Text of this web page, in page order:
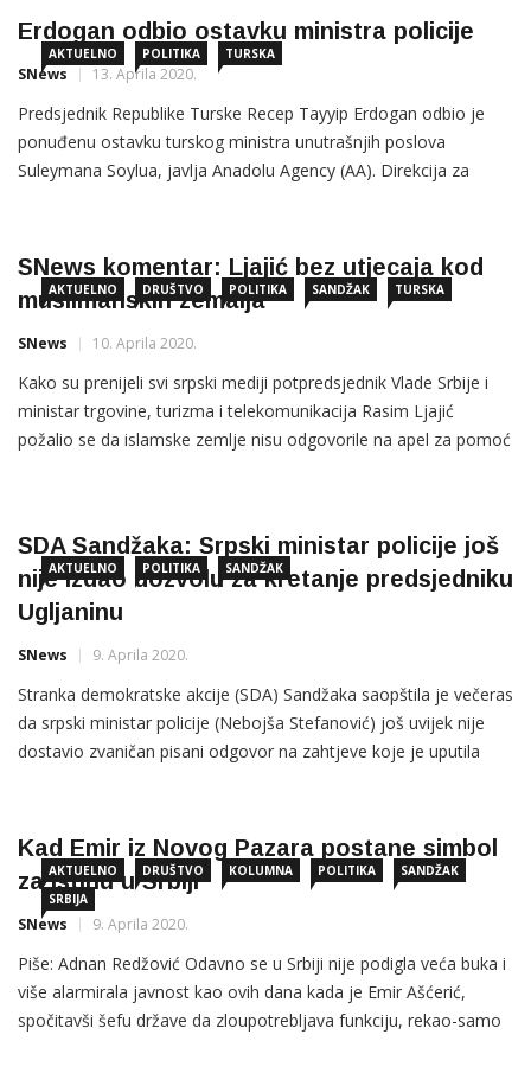
AKTUELNO POLITIKA TURSKA
Erdogan odbio ostavku ministra policije
SNews 13. Aprila 2020.
Predsjednik Republike Turske Recep Tayyip Erdogan odbio je
ponuđenu ostavku turskog ministra unutrašnjih poslova
Suleymana Soylua, javlja Anadolu Agency (AA). Direkcija za
AKTUELNO DRUŠTVO POLITIKA SANDŽAK TURSKA
SNews komentar: Ljajić bez utjecaja kod
muslimanskih zemalja
SNews 10. Aprila 2020.
Kako su prenijeli svi srpski mediji potpredsjednik Vlade Srbije i
ministar trgovine, turizma i telekomunikacija Rasim Ljajić
požalio se da islamske zemlje nisu odgovorile na apel za pomoć
AKTUELNO POLITIKA SANDŽAK
SDA Sandžaka: Srpski ministar policije još
nije izdao dozvolu za kretanje predsjedniku
Ugljaninu
SNews 9. Aprila 2020.
Stranka demokratske akcije (SDA) Sandžaka saopštila je večeras
da srpski ministar policije (Nebojša Stefanović) još uvijek nije
dostavio zvaničan pisani odgovor na zahtjeve koje je uputila
SDA Sandžake je pisanim putem 23. i 27. marta, kao i 2. […]
AKTUELNO DRUŠTVO KOLUMNA POLITIKA
SANDŽAK
SRBIJA
Kad Emir iz Novog Pazara postane simbol
za istinu u Srbiji
SNews 9. Aprila 2020.
Piše: Adnan Redžović Odavno se u Srbiji nije podigla veća buka i
više alarmirala javnost kao ovih dana kada je Emir Ašćerić,
spočitavši šefu države da zloupotrebljava funkciju, rekao-samo